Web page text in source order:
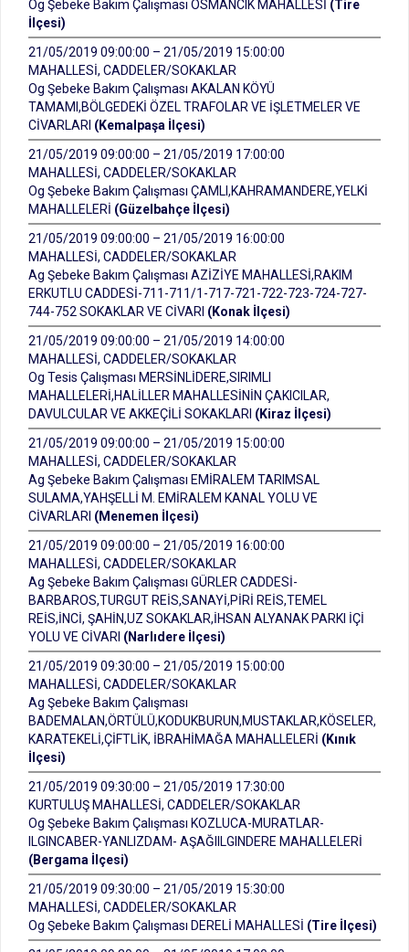
Og Şebeke Bakım Çalışması OSMANCIK MAHALLESİ (Tire
İlçesi)
21/05/2019 09:00:00 – 21/05/2019 15:00:00
MAHALLESİ, CADDELER/SOKAKLAR
Og Şebeke Bakım Çalışması AKALAN KÖYÜ
TAMAMI,BÖLGEDEKİ ÖZEL TRAFOLAR VE İŞLETMELER VE
CİVARLARI (Kemalpaşa İlçesi)
21/05/2019 09:00:00 – 21/05/2019 17:00:00
MAHALLESİ, CADDELER/SOKAKLAR
Og Şebeke Bakım Çalışması ÇAMLI,KAHRAMANDERE,YELKİ
MAHALLELERİ (Güzelbahçe İlçesi)
21/05/2019 09:00:00 – 21/05/2019 16:00:00
MAHALLESİ, CADDELER/SOKAKLAR
Ag Şebeke Bakım Çalışması AZİZİYE MAHALLESİ,RAKIM
ERKUTLU CADDESİ-711-711/1-717-721-722-723-724-727-
744-752 SOKAKLAR VE CİVARI (Konak İlçesi)
21/05/2019 09:00:00 – 21/05/2019 14:00:00
MAHALLESİ, CADDELER/SOKAKLAR
Og Tesis Çalışması MERSİNLİDERE,SIRIMLI
MAHALLELERİ,HALİLLER MAHALLESİNİN ÇAKICILAR,
DAVULCULAR VE AKKEÇİLİ SOKAKLARI (Kiraz İlçesi)
21/05/2019 09:00:00 – 21/05/2019 15:00:00
MAHALLESİ, CADDELER/SOKAKLAR
Ag Şebeke Bakım Çalışması EMİRALEM TARIMSAL
SULAMA,YAHŞELLİ M. EMİRALEM KANAL YOLU VE
CİVARLARI (Menemen İlçesi)
21/05/2019 09:00:00 – 21/05/2019 16:00:00
MAHALLESİ, CADDELER/SOKAKLAR
Ag Şebeke Bakım Çalışması GÜRLER CADDESİ-
BARBAROS,TURGUT REİS,SANAYİ,PİRİ REİS,TEMEL
REİS,İNCİ, ŞAHİN,UZ SOKAKLAR,İHSAN ALYANAK PARKI İÇİ
YOLU VE CİVARI (Narlıdere İlçesi)
21/05/2019 09:30:00 – 21/05/2019 15:00:00
MAHALLESİ, CADDELER/SOKAKLAR
Ag Şebeke Bakım Çalışması
BADEMALAN,ÖRTÜLÜ,KODUKBURUN,MUSTAKLAR,KÖSELER,
KARATEKELİ,ÇİFTLİK, İBRAHİMAĞA MAHALLELERİ (Kınık
İlçesi)
21/05/2019 09:30:00 – 21/05/2019 17:30:00
KURTULUŞ MAHALLESİ, CADDELER/SOKAKLAR
Og Şebeke Bakım Çalışması KOZLUCA-MURATLAR-
ILGINCABER-YANLIZDAM- AŞAĞIILGINDERE MAHALLELERİ
(Bergama İlçesi)
21/05/2019 09:30:00 – 21/05/2019 15:30:00
MAHALLESİ, CADDELER/SOKAKLAR
Og Şebeke Bakım Çalışması DERELİ MAHALLESİ (Tire İlçesi)